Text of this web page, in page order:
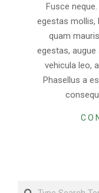
Fusce
egestas mollis,
quam
egestas,
vehicula leo,
Phasellus a
Search